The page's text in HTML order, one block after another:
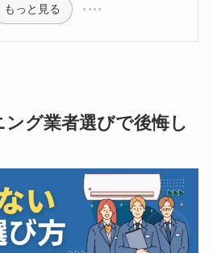
もっと見る
グ業者選びで後悔し